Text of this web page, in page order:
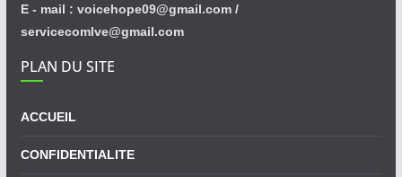
E - mail : voicehope09@gmail.com /
servicecomlve@gmail.com
PLAN DU SITE
ACCUEIL
CONFIDENTIALITE